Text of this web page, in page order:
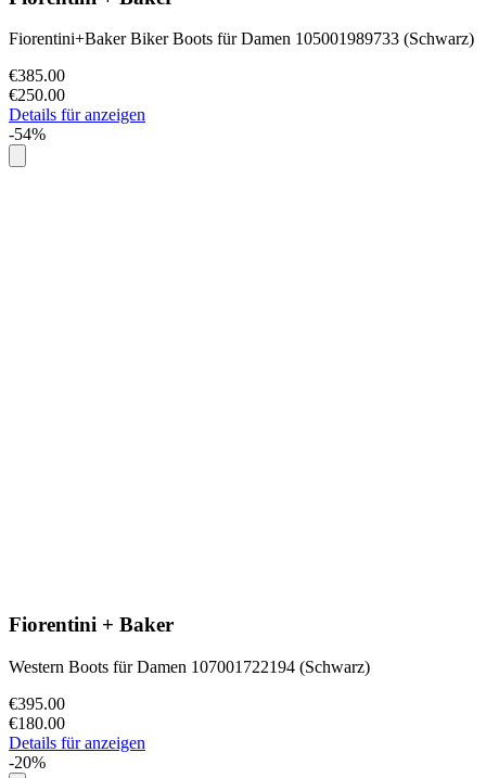
Fiorentini+Baker Biker Boots für Damen 105001989733 (Schwarz)
€385.00
€250.00
Details für anzeigen
-54%
Fiorentini + Baker
Western Boots für Damen 107001722194 (Schwarz)
€395.00
€180.00
Details für anzeigen
-20%